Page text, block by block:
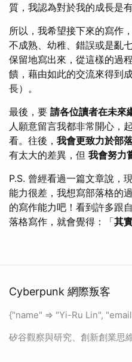
質，我認為對於我的成長是有
所以，我希望接下來的寫作
不成熟、幼稚、錯誤或是亂
保留地寫出來，從這樣的過
饋，藉由如此的交流來得到
長）。
最後，要 請各位讀者在未來
人願意留言我都非常開心，
看。往後， 我會更致力於部
有太大的差異，但 我會努力
P.S. 曾經看過一篇文章說，
能力很差，我想寫部落格的
的寫作能力吧！看到許多跟
落格寫作，就會覺得：「其
Cyberpunk 網際叛客
{"name" => "Yi-Ru Lin",
矽谷觀察與研究、創新創業思